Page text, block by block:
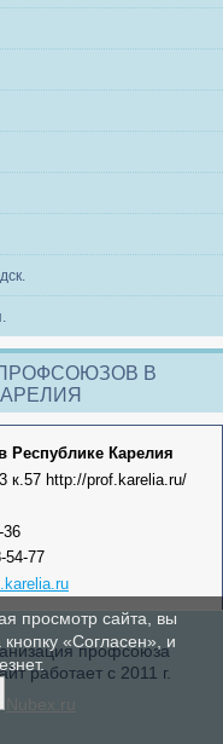
В
Республике Карелия
к.57 http://prof.karelia.ru/
36
54-77
профсоюза
работает с 2011 г.
Nubex.ru
просмотр сайта, вы
«Согласен», и